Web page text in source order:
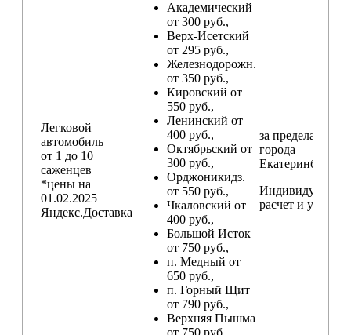
Легковой
автомобиль
от 1 до 10
саженцев
*цены на
01.02.2025
Яндекс.Доставка
Академический
от 300 руб.,
Верх-Исетский
от 295 руб.,
Железнодорожн.
от 350 руб.,
Кировский от
550 руб.,
Ленинский от
400 руб.,
Октябрьский от
300 руб.,
Орджоникидз.
от 550 руб.,
Чкаловский от
400 руб.,
Большой Исток
от 750 руб.,
п. Медный от
650 руб.,
п. Горный Щит
от 790 руб.,
Верхняя Пышма
от 750 руб.,
за пределами
города
Екатеринбург
расчет и условия